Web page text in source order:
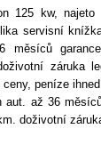
125 kw, najeto
servisní
měsíců
záruka
peníze
aut. až 36
doživotní